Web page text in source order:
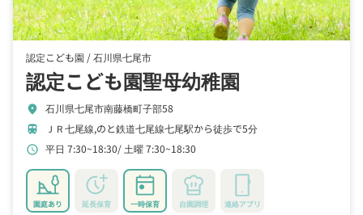
認定こども園 /石川県七尾市
認定こども園聖母幼稚園
location_on 石川県七尾市南藤橋町子部58
train ＪＲ七尾線,のと鉄道七尾線七尾駅から徒歩で5分
schedule 平日 7:30~18:30 土曜 7:30~18:30
園庭あり 延長保育 一時保育 自園調理 連絡アプリ